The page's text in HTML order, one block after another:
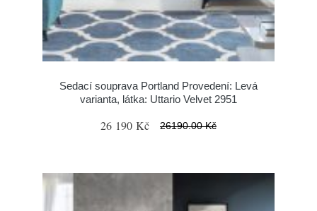
Sedací souprava Portland Provedení: Levá
varianta, látka: Uttario Velvet 2951
26 190 Kč 26190.00 Kč